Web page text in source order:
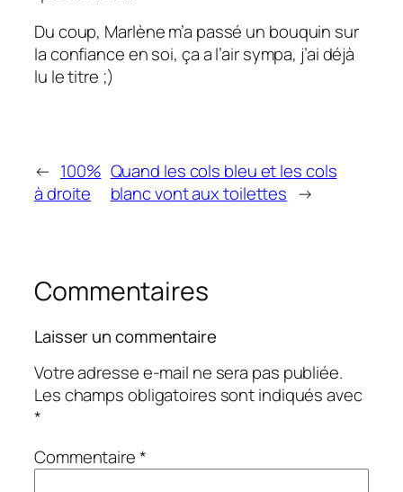
Du coup, Marlène m’a passé un bouquin sur
la confiance en soi, ça a l’air sympa, j’ai déjà
lu le titre ;)
← 100%
à droite
Quand les cols bleu et les cols
blanc vont aux toilettes →
Commentaires
Laisser un commentaire
Votre adresse e-mail ne sera pas publiée.
Les champs obligatoires sont indiqués avec
*
Commentaire*